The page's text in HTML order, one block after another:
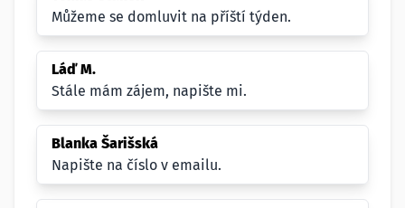
Můžeme se domluvit na příští týden.
Láď M.
Stále mám zájem, napište mi.
Blanka Šarišská
Napište na číslo v emailu.